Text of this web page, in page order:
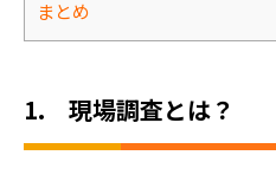
まとめ
1. 現場調査とは？